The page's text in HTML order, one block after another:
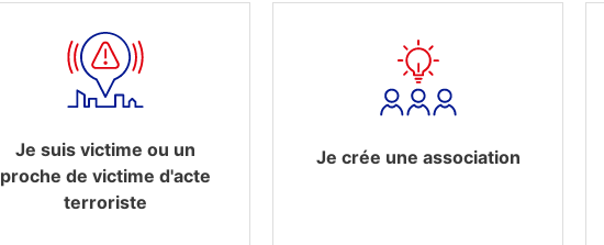
Je suis victime ou un
proche de victime d'acte
terroriste
Je crée une association